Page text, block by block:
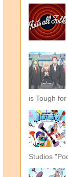
is Tough
Studios